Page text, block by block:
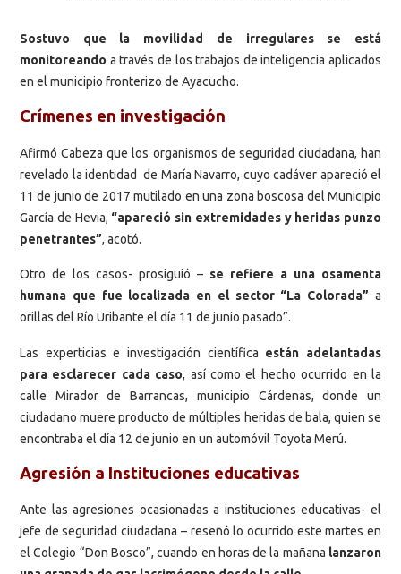
Sostuvo que la movilidad de irregulares se está
monitoreando a través de los trabajos de inteligencia aplicados
en el municipio fronterizo de Ayacucho.
Crímenes en investigación
Afirmó Cabeza que los organismos de seguridad ciudadana, han
revelado la identidad de María Navarro, cuyo cadáver apareció el
11 de junio de 2017 mutilado en una zona boscosa del Municipio
García de Hevia, “apareció sin extremidades y heridas punzo
penetrantes”, acotó.
Otro de los casos- prosiguió – se refiere a una osamenta
humana que fue localizada en el sector “La Colorada” a
orillas del Río Uribante el día 11 de junio pasado”.
Las experticias e investigación científica están adelantadas
para esclarecer cada caso, así como el hecho ocurrido en la
calle Mirador de Barrancas, municipio Cárdenas, donde un
ciudadano muere producto de múltiples heridas de bala, quien se
encontraba el día 12 de junio en un automóvil Toyota Merú.
Agresión a Instituciones educativas
Ante las agresiones ocasionadas a instituciones educativas- el
jefe de seguridad ciudadana – reseñó lo ocurrido este martes en
el Colegio “Don Bosco”, cuando en horas de la mañana lanzaron